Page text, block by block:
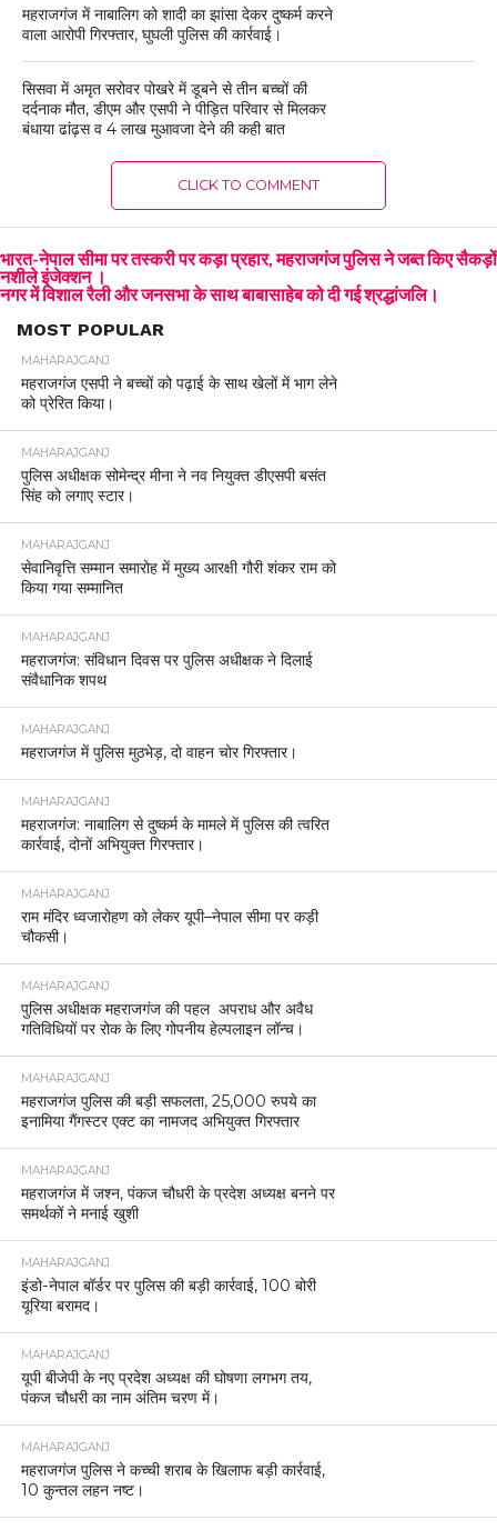
महराजगंज में नाबालिग को शादी का झांसा देकर दुष्कर्म करने
वाला आरोपी गिरफ्तार, घुघली पुलिस की कार्रवाई।
सिसवा में अमृत सरोवर पोखरे में डूबने से तीन बच्चों की
दर्दनाक मौत, डीएम और एसपी ने पीड़ित परिवार से मिलकर
बंधाया ढांढ़स व 4 लाख मुआवजा देने की कही बात
CLICK TO COMMENT
भारत-नेपाल सीमा पर तस्करी पर कड़ा प्रहार, महराजगंज पुलिस ने जब्त किए सैकड़ों
नशीले इंजेक्शन ।
नगर में विशाल रैली और जनसभा के साथ बाबासाहेब को दी गई श्रद्धांजलि।
MOST POPULAR
MAHARAJGANJ
महराजगंज एसपी ने बच्चों को पढ़ाई के साथ खेलों में भाग लेने
को प्रेरित किया।
MAHARAJGANJ
पुलिस अधीक्षक सोमेन्द्र मीना ने नव नियुक्त डीएसपी बसंत
सिंह को लगाए स्टार।
MAHARAJGANJ
सेवानिवृत्ति सम्मान समारोह में मुख्य आरक्षी गौरी शंकर राम को
किया गया सम्मानित
MAHARAJGANJ
महराजगंज: संविधान दिवस पर पुलिस अधीक्षक ने दिलाई
संवैधानिक शपथ
MAHARAJGANJ
महराजगंज में पुलिस मुठभेड़, दो वाहन चोर गिरफ्तार।
MAHARAJGANJ
महराजगंज: नाबालिग से दुष्कर्म के मामले में पुलिस की त्वरित
कार्रवाई, दोनों अभियुक्त गिरफ्तार।
MAHARAJGANJ
राम मंदिर ध्वजारोहण को लेकर यूपी–नेपाल सीमा पर कड़ी
चौकसी।
MAHARAJGANJ
पुलिस अधीक्षक महराजगंज की पहल अपराध और अवैध
गतिविधियों पर रोक के लिए गोपनीय हेल्पलाइन लॉन्च।
MAHARAJGANJ
महराजगंज पुलिस की बड़ी सफलता, 25,000 रुपये का
इनामिया गैंगस्टर एक्ट का नामजद अभियुक्त गिरफ्तार
MAHARAJGANJ
महराजगंज में जश्न, पंकज चौधरी के प्रदेश अध्यक्ष बनने पर
समर्थकों ने मनाई खुशी
MAHARAJGANJ
इंडो-नेपाल बॉर्डर पर पुलिस की बड़ी कार्रवाई, 100 बोरी
यूरिया बरामद।
MAHARAJGANJ
यूपी बीजेपी के नए प्रदेश अध्यक्ष की घोषणा लगभग तय,
पंकज चौधरी का नाम अंतिम चरण में।
MAHARAJGANJ
महराजगंज पुलिस ने कच्ची शराब के खिलाफ बड़ी कार्रवाई,
10 कुन्तल लहन नष्ट।